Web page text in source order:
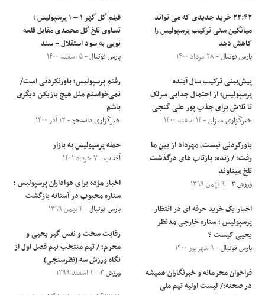
۲۲:۴۲ خرید جدیدی که می تواند
میانگین سنی ترکیب پرسپولیس را
کاهش دهد
پارس فوتبال- ۲۸ مرداد ۱۴۰۰
پیش‌بینی ترکیب سال آینده
پرسپولیس؛ از احتمال جدایی سرلک
تا تلاش برای جذب پور علی گنجی
خبرگزاری میزان- ۱۴ اسفند ۱۴۰۰
باورکردنی نیست، مهرداد از بین ما
رفت؛ / زنده: بازتاب های درگذشت
تلخ میناوند
ورزش ۳ - ۹ بهمن ۱۳۹۹
اخبار یک خرید حرفه ای در انتظار
پرسپولیس ؛ ستاره خارجی مدنظر
یحیی کیست ؟
پارس فوتبال- ۹ شهریور ۱۴۰۰
فراخوان محرمانه و خبرنگاران همیشه
در صحنه؛/ لیست اولیه تیم ملی
فیلم گل گهر ۱ – ۱ پرسپولیس ؛
تساوی تلخ گل محمدی مقابل قلعه
نویی به سود استقلال + سند
پارس فوتبال- ۵ اسفند ۱۴۰۰
رفتم پرسپولیس؛ باورنکردنی است/
نمی‌خواستم مثل هیچ بازیکن دیگری
باشم
خبرگزاری دانشجو- ۱۳ آذر ۱۴۰۰
حمله پرسپولیس به بازار
آفتاب- ۷ خرداد ۱۴۰۱
اخبار مژده برای هواداران پرسپولیس ؛
ستاره محبوب در آستانه بازگشت
پارس فوتبال- ۴ بهمن ۱۳۹۹
رقابت سخت و نفس گیر یحیی و
محرم؛ / تیم منتخب نیم فصل اول از
نگاه ورزش سه (نظرسنجی)
ورزش ۳ - ۲ اسفند ۱۳۹۹